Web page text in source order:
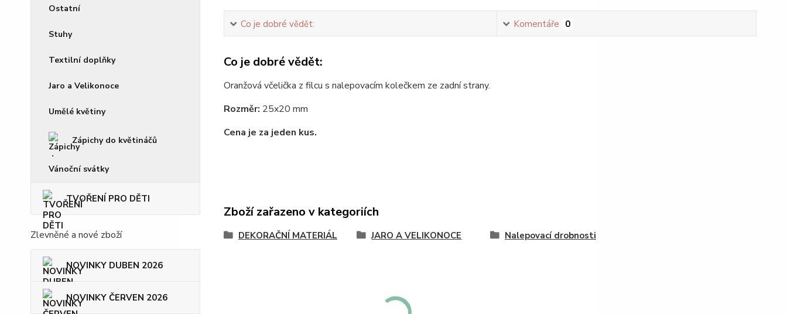
Ostatní
Stuhy
Textilní doplňky
Jaro a Velikonoce
Umělé květiny
Zápichy do květináčů
Vánoční svátky
TVOŘENÍ PRO DĚTI
Zlevněné a nové zboží
NOVINKY DUBEN 2026
NOVINKY ČERVEN 2026
Co je dobré vědět: Komentáře 0
Co je dobré vědět:
Oranžová včelička z filcu s nalepovacím kolečkem ze zadní strany.
Rozměr: 25x20 mm
Cena je za jeden kus.
Zboží zařazeno v kategoriích
DEKORAČNÍ MATERIÁL JARO A VELIKONOCE Nalepovací drobnosti